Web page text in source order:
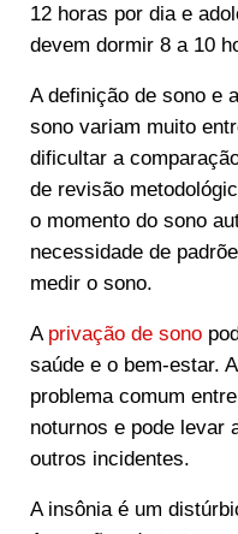
12 horas por dia e
devem dormir 8 a 10
A definição de sono e
sono variam muito
dificultar a
de revisão
o momento do sono
necessidade de
medir o sono.
A privação de sono
saúde e o bem-estar.
problema comum
noturnos e pode levar
outros incidentes.
A insônia é um